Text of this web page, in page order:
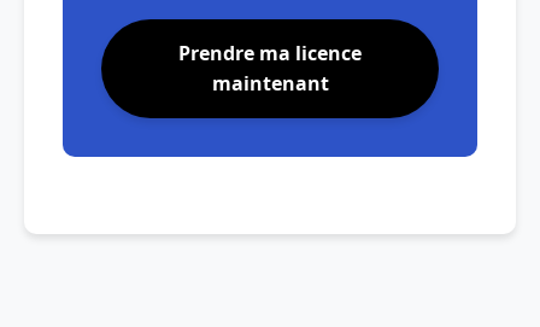
Prendre ma licence
maintenant